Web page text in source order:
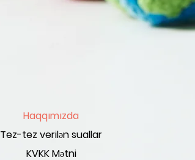
Haqqımızda
Tez-tez verilən suallar
KVKK Mətni